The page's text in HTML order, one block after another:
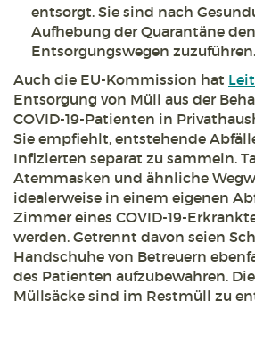
entsorgt. Sie sind nach
Aufhebung der Quarantäne
Entsorgungswegen zuzuführen.
Auch die EU-Kommission hat
Entsorgung von Müll aus der
COVID-19-Patienten in
Sie empfiehlt, entstehende
Infizierten separat zu sammeln.
Atemmasken und ähnliche
idealerweise in einem eigenen
Zimmer eines COVID-19-
werden. Getrennt davon seien
Handschuhe von Betreuern
des Patienten aufzubewahren.
Müllsäcke sind im Restmüll zu